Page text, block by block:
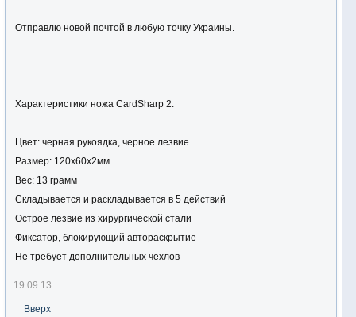
Отправлю новой почтой в любую точку Украины.
Характеристики ножа CardSharp 2:
Цвет: черная рукоядка, черное лезвие
Размер: 120х60х2мм
Вес: 13 грамм
Складывается и раскладывается в 5 действий
Острое лезвие из хирургической стали
Фиксатор, блокирующий автораскрытие
Не требует дополнительных чехлов
19.09.13
Вверх